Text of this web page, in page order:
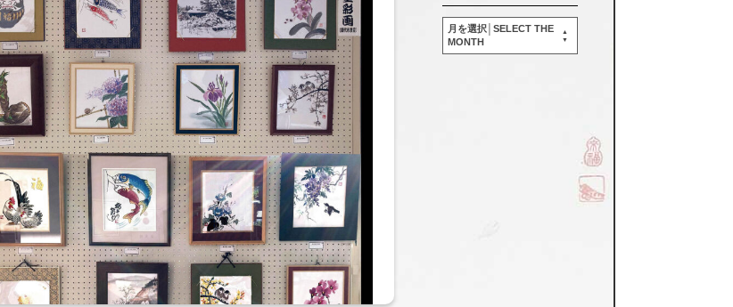
月を選択│SELECT THE
MONTH